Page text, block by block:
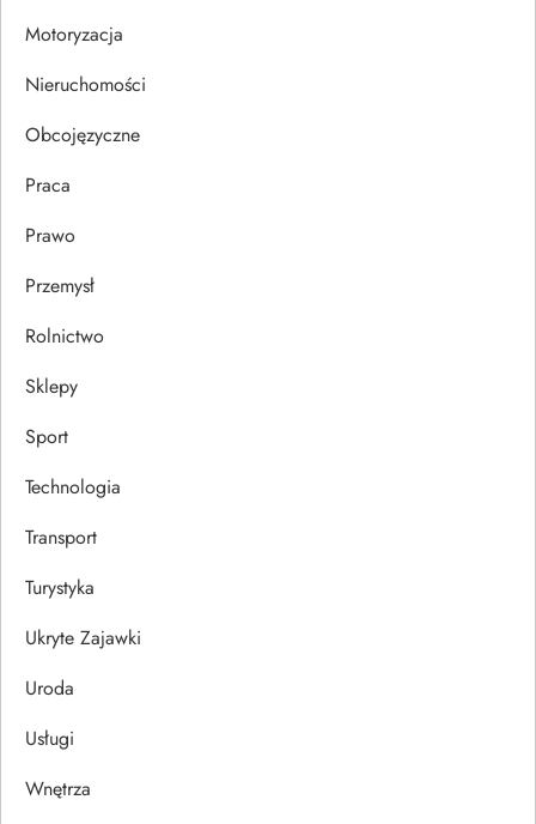
u
Motoryzacja
Nieruchomości
Obcojęzyczne
Praca
Prawo
Przemysł
Rolnictwo
Sklepy
Sport
Technologia
Transport
Turystyka
Ukryte Zajawki
Uroda
Usługi
Wnętrza